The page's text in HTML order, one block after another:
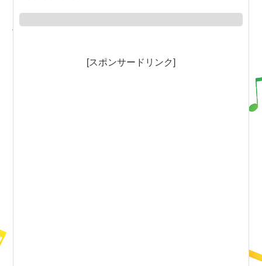
[スポンサードリンク]